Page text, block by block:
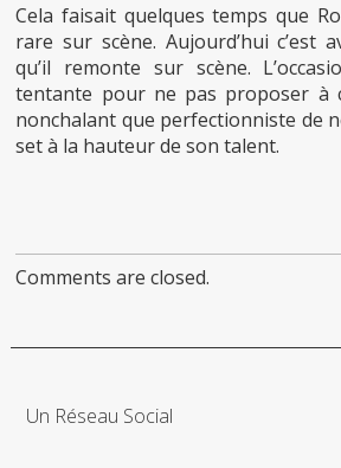
Cela faisait quelques temps que
rare sur scène. Aujourd’hui c’est
qu’il remonte sur scène.
tentante pour ne pas proposer à
nonchalant que perfectionniste de
set à la hauteur de son talent.
Comments are closed.
Un Réseau Social